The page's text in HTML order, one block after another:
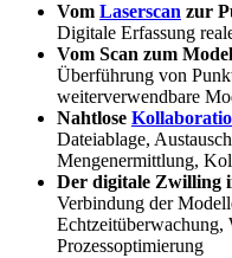
Vom Laserscan zur
Digitale Erfassung
Vom Scan zum
Überführung von
weiterverwendbare
Nahtlose
Dateiablage,
Mengenermittlung,
Der digitale Zwilling
Verbindung der
Echtzeitüberwachung,
Prozessoptimierung